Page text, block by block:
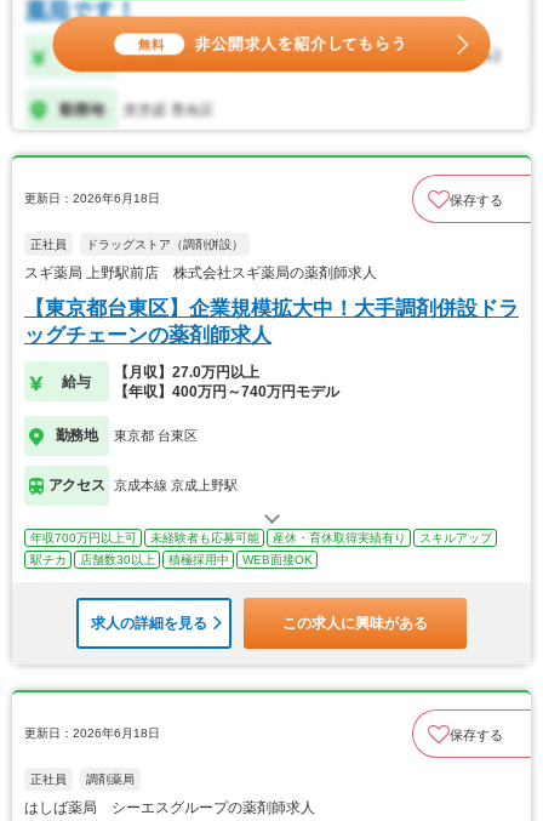
更新日：2026年6月18日 保存する
正社員 ドラッグストア（調剤併設）
スギ薬局 上野駅前店 株式会社スギ薬局の薬剤師求人
【東京都台東区】企業規模拡大中！大手調剤併設ドラ
ッグチェーンの薬剤師求人
給与
【月収】27.0万円以上
【年収】400万円～740万円モデル
勤務地 東京都 台東区
アクセス 京成本線 京成上野駅
年収700万円以上可 未経験者も応募可能 産休・育休取得実績有り
スキルアップ
駅チカ
店舗数30以上 積極採用中 WEB面接OK
求人の詳細を見る この求人に興味がある
更新日：2026年6月18日 保存する
正社員 調剤薬局
はしば薬局 シーエスグループの薬剤師求人